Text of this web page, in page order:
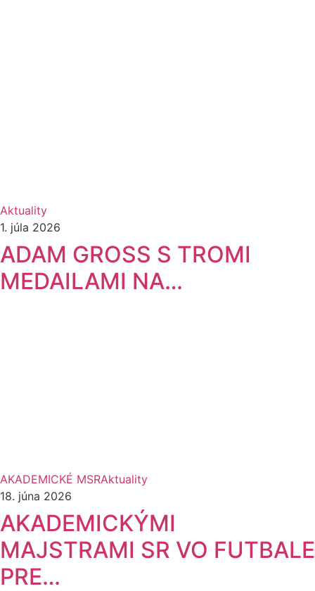
Aktuality
1. júla 2026
ADAM GROSS S TROMI
MEDAILAMI NA…
AKADEMICKÉ MSRAktuality
18. júna 2026
AKADEMICKÝMI
MAJSTRAMI SR VO FUTBALE
PRE…